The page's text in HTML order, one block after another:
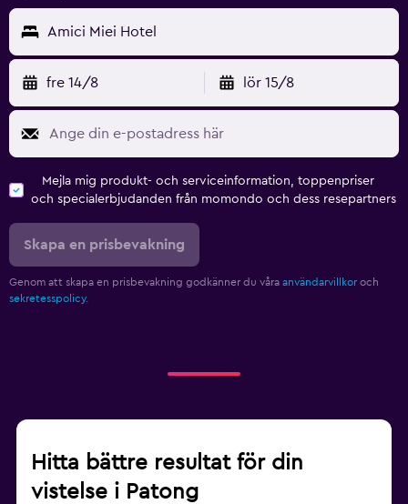
Amici Miei Hotel
fre 14/8 lör 15/8
Mejla mig produkt- och serviceinformation, toppenpriser
och specialerbjudanden från momondo och dess resepartners
Skapa en prisbevakning
Genom att skapa en prisbevakning godkänner du våra användarvillkor och
sekretesspolicy.
Hitta bättre resultat för din
vistelse i Patong